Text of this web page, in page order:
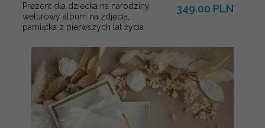
Prezent dla dziecka na narodziny
welurowy album na zdjęcia,
pamiątka z pierwszych lat życia
349.00 PLN